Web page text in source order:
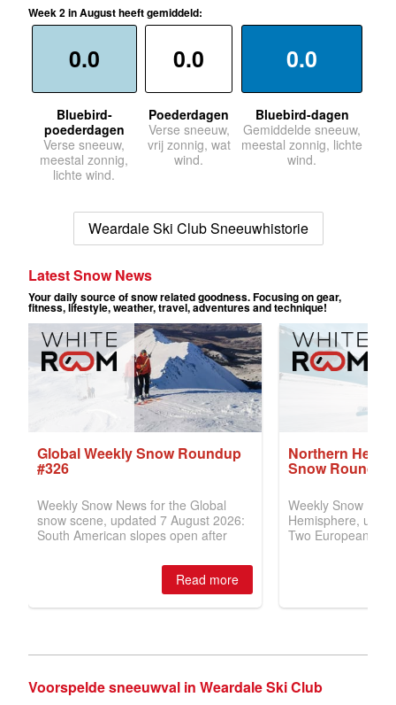
Week 2 in August heeft gemiddeld:
0.0
Bluebird-
poederdagen
Verse sneeuw,
meestal zonnig,
lichte wind.
0.0
Poederdagen
Verse sneeuw,
vrij zonnig, wat
wind.
0.0
Bluebird-dagen
Gemiddelde sneeuw,
meestal zonnig, lichte
wind.
Weardale Ski Club Sneeuwhistorie
Voorspelde sneeuwval in Weardale Ski Club